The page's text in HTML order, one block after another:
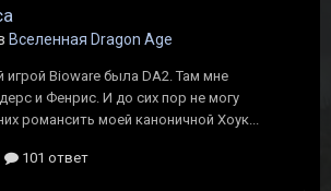
Вселенная Dragon Age
Bioware была DA2. Там мне
и Фенрис. И до сих пор не могу
романсить моей каноничной Хоук...
101 ответ